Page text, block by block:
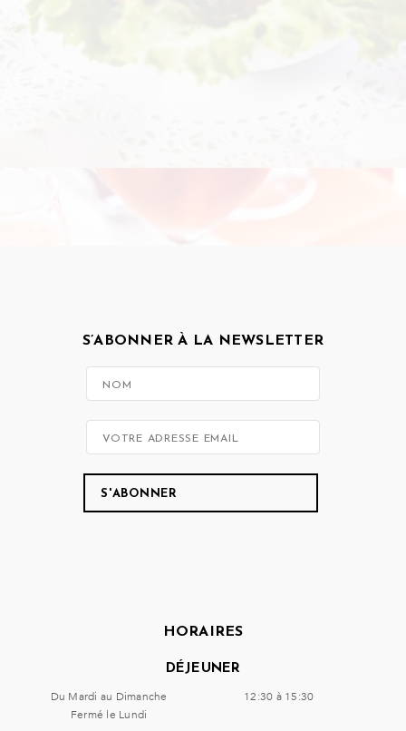
S’ABONNER À LA NEWSLETTER
HORAIRES
DÉJEUNER
Du Mardi au Dimanche
Fermé le Lundi
12:30 à 15:30